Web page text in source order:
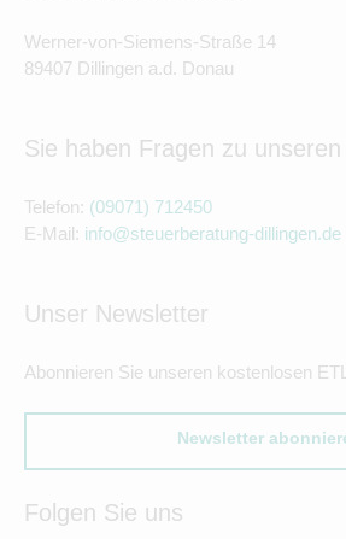
Werner-von-Siemens-Straße 14
89407 Dillingen a.d. Donau
Sie haben Fragen zu
Telefon: (09071) 712450
E-Mail: info@steuerberatung-dillingen.de
Unser Newsletter
Abonnieren Sie unseren kostenlosen
Newsletter
Folgen Sie uns